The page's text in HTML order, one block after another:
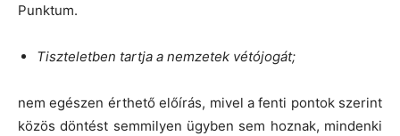
Punktum.
Tiszteletben tartja a nemzetek vétójogát;
nem egészen érthető előírás, mivel a fenti pontok szerint
közös döntést semmilyen ügyben sem hoznak, mindenki